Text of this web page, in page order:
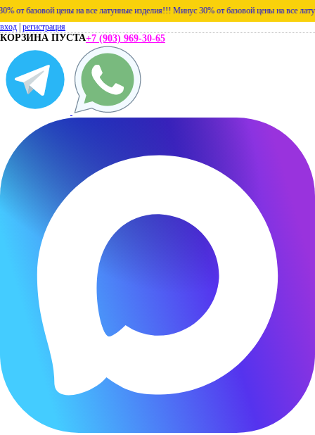
цены на все латунные изделия!!! Минус 30% от базовой цены на все латунные
вход регистрация
КОРЗИНА ПУСТА+7 (903) 969-30-65